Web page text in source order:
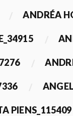
ANDRÉA
PIENS_115409